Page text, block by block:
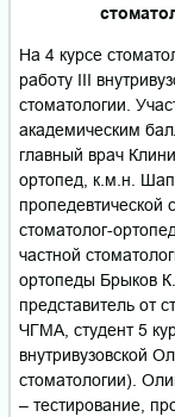
На 4 курсе
работу III
стоматологии.
академическим
главный врач
ортопед, к.м.н.
стоматолог-
частной
ортопеды Брыков
представитель от
ЧГМА, студент 5
внутривузовской
стоматологии).
– тестирование,